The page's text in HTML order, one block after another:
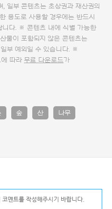
일부 콘텐츠는 초상권과 재산권의
용도로 사용할 경우에는 반드시
니다. ※ 콘텐츠 내에 식별 가능한
물이 포함되지 않은 콘텐츠는
부 예외일 수 있습니다. ※
에 따라 무료 다운로드가
숲 산 나무